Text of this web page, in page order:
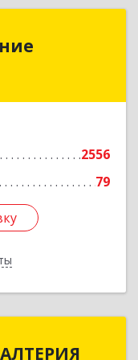
2556
79
Краснодар г,